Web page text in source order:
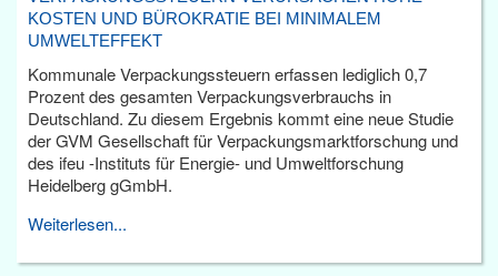
KOSTEN UND BÜROKRATIE BEI MINIMALEM
UMWELTEFFEKT
Kommunale Verpackungssteuern erfassen lediglich 0,7
Prozent des gesamten Verpackungsverbrauchs in
Deutschland. Zu diesem Ergebnis kommt eine neue Studie
der GVM Gesellschaft für Verpackungsmarktforschung und
des ifeu -Instituts für Energie- und Umweltforschung
Heidelberg gGmbH.
Weiterlesen...